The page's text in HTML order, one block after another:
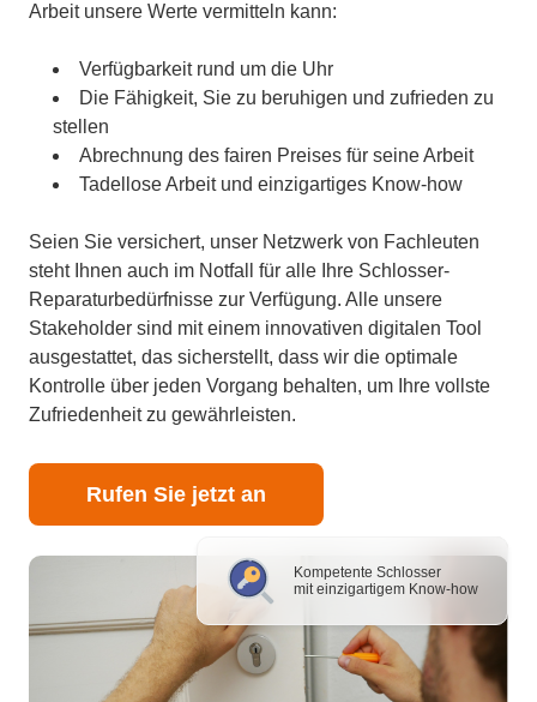
Kompetente Schlosser
mit einzigartigem Know-how
Arbeit unsere Werte vermitteln kann:
Verfügbarkeit rund um die Uhr
Die Fähigkeit, Sie zu beruhigen und zufrieden zu
stellen
Abrechnung des fairen Preises für seine Arbeit
Tadellose Arbeit und einzigartiges Know-how
Seien Sie versichert, unser Netzwerk von Fachleuten
steht Ihnen auch im Notfall für alle Ihre Schlosser-
Reparaturbedürfnisse zur Verfügung. Alle unsere
Stakeholder sind mit einem innovativen digitalen Tool
ausgestattet, das sicherstellt, dass wir die optimale
Kontrolle über jeden Vorgang behalten, um Ihre vollste
Zufriedenheit zu gewährleisten.
Rufen Sie jetzt an